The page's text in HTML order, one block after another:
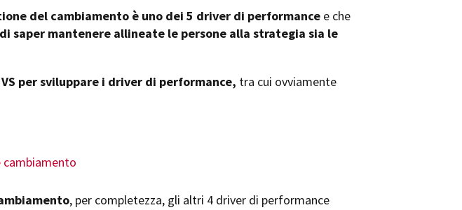
del cambiamento è uno dei 5 driver di performance e che
saper mantenere allineate le persone alla strategia sia le
per sviluppare i driver di performance, tra cui ovviamente
, per completezza, gli altri 4 driver di performance